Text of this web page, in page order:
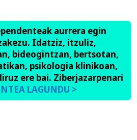
aurrera egin
Idatziz, itzuliz,
bideogintzan, bertsotan,
psikologia klinikoan,
ere bai. Ziberjazarpenari
LAGUNDU >